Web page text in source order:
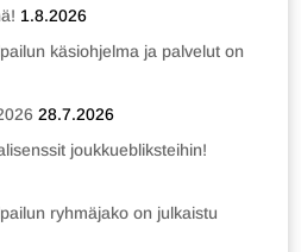
1.8.2026
käsiohjelma ja palvelut on
28.7.2026
joukkuebliksteihin!
ryhmäjako on julkaistu